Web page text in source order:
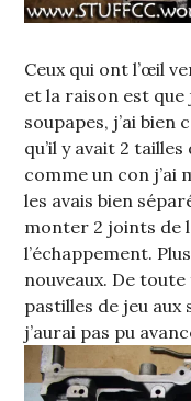
Ceux qui ont l’œil
et la raison est que
soupapes, j’ai bien
qu’il y avait 2
comme un con j’ai
les avais bien
monter 2 joints de
l’échappement.
nouveaux. De
pastilles de jeu
j’aurai pas pu